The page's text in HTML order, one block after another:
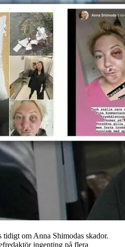
tidigt om Anna Shimodas skador.
ingenting på flera